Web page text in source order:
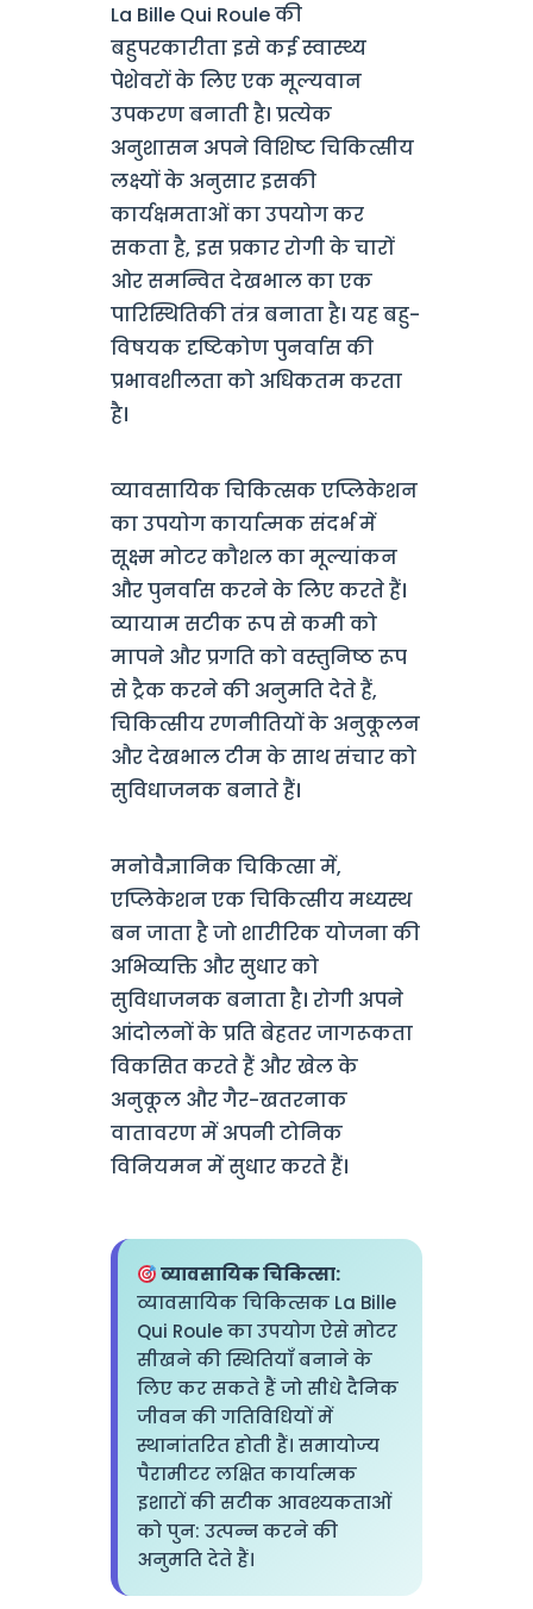
La Bille Qui Roule की
बहुपरकारीता इसे कई स्वास्थ्य
पेशेवरों के लिए एक मूल्यवान
उपकरण बनाती है। प्रत्येक
अनुशासन अपने विशिष्ट चिकित्सीय
लक्ष्यों के अनुसार इसकी
कार्यक्षमताओं का उपयोग कर
सकता है, इस प्रकार रोगी के चारों
ओर समन्वित देखभाल का एक
पारिस्थितिकी तंत्र बनाता है। यह बहु-
विषयक दृष्टिकोण पुनर्वास की
प्रभावशीलता को अधिकतम करता
है।
व्यावसायिक चिकित्सक एप्लिकेशन
का उपयोग कार्यात्मक संदर्भ में
सूक्ष्म मोटर कौशल का मूल्यांकन
और पुनर्वास करने के लिए करते हैं।
व्यायाम सटीक रूप से कमी को
मापने और प्रगति को वस्तुनिष्ठ रूप
से ट्रैक करने की अनुमति देते हैं,
चिकित्सीय रणनीतियों के अनुकूलन
और देखभाल टीम के साथ संचार को
सुविधाजनक बनाते हैं।
मनोवैज्ञानिक चिकित्सा में,
एप्लिकेशन एक चिकित्सीय मध्यस्थ
बन जाता है जो शारीरिक योजना की
अभिव्यक्ति और सुधार को
सुविधाजनक बनाता है। रोगी अपने
आंदोलनों के प्रति बेहतर जागरूकता
विकसित करते हैं और खेल के
अनुकूल और गैर-खतरनाक
वातावरण में अपनी टोनिक
विनियमन में सुधार करते हैं।
व्यावसायिक चिकित्सा:
व्यावसायिक चिकित्सक La Bille
Qui Roule का उपयोग ऐसे मोटर
सीखने की स्थितियाँ बनाने के
लिए कर सकते हैं जो सीधे दैनिक
जीवन की गतिविधियों में
स्थानांतरित होती हैं। समायोज्य
पैरामीटर लक्षित कार्यात्मक
इशारों की सटीक आवश्यकताओं
को पुन: उत्पन्न करने की
अनुमति देते हैं।